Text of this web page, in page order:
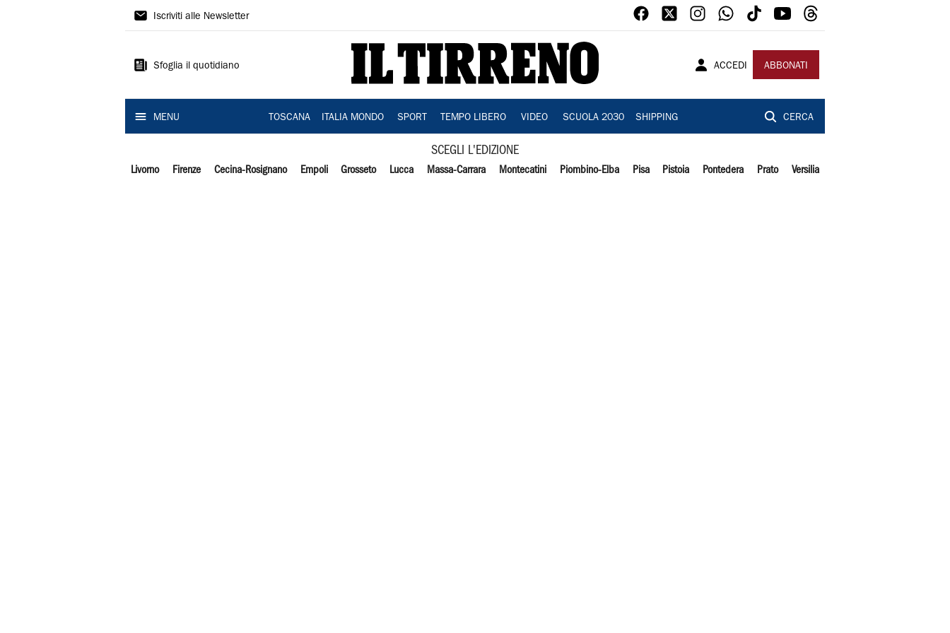
Il
Iscriviti alle Newsletter
Sfoglia il quotidiano ACCEDI ABBONATI
MENU TOSCANA ITALIA MONDO SPORT TEMPO LIBERO VIDEO SCUOLA 2030 SHIPPING CERCA
SCEGLI L'EDIZIONE
Livorno Firenze Cecina-Rosignano Empoli Grosseto Lucca Massa-Carrara Montecatini Piombino-Elba Pisa Pistoia Pontedera Prato Versilia